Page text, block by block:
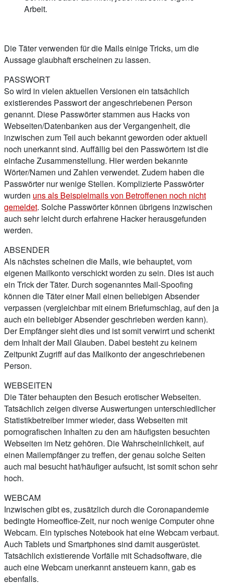
Arbeit.
Die Täter verwenden für die Mails einige Tricks, um die
Aussage glaubhaft erscheinen zu lassen.
PASSWORT
So wird in vielen aktuellen Versionen ein tatsächlich
existierendes Passwort der angeschriebenen Person
genannt. Diese Passwörter stammen aus Hacks von
Webseiten/Datenbanken aus der Vergangenheit, die
inzwischen zum Teil auch bekannt geworden oder aktuell
noch unerkannt sind. Auffällig bei den Passwörtern ist die
einfache Zusammenstellung. Hier werden bekannte
Wörter/Namen und Zahlen verwendet. Zudem haben die
Passwörter nur wenige Stellen. Komplizierte Passwörter
wurden uns als Beispielmails von Betroffenen noch nicht
gemeldet. Solche Passwörter können übrigens inzwischen
auch sehr leicht durch erfahrene Hacker herausgefunden
werden.
ABSENDER
Als nächstes scheinen die Mails, wie behauptet, vom
eigenen Mailkonto verschickt worden zu sein. Dies ist auch
ein Trick der Täter. Durch sogenanntes Mail-Spoofing
können die Täter einer Mail einen beliebigen Absender
verpassen (vergleichbar mit einem Briefumschlag, auf den ja
auch ein beliebiger Absender geschrieben werden kann).
Der Empfänger sieht dies und ist somit verwirrt und schenkt
dem Inhalt der Mail Glauben. Dabei besteht zu keinem
Zeitpunkt Zugriff auf das Mailkonto der angeschriebenen
Person.
WEBSEITEN
Die Täter behaupten den Besuch erotischer Webseiten.
Tatsächlich zeigen diverse Auswertungen unterschiedlicher
Statistikbetreiber immer wieder, dass Webseiten mit
pornografischen Inhalten zu den am häufigsten besuchten
Webseiten im Netz gehören. Die Wahrscheinlichkeit, auf
einen Mailempfänger zu treffen, der genau solche Seiten
auch mal besucht hat/häufiger aufsucht, ist somit schon sehr
hoch.
WEBCAM
Inzwischen gibt es, zusätzlich durch die Coronapandemie
bedingte Homeoffice-Zeit, nur noch wenige Computer ohne
Webcam. Ein typisches Notebook hat eine Webcam verbaut.
Auch Tablets und Smartphones sind damit ausgerüstet.
Tatsächlich existierende Vorfälle mit Schadsoftware, die
auch eine Webcam unerkannt ansteuern kann, gab es
ebenfalls.